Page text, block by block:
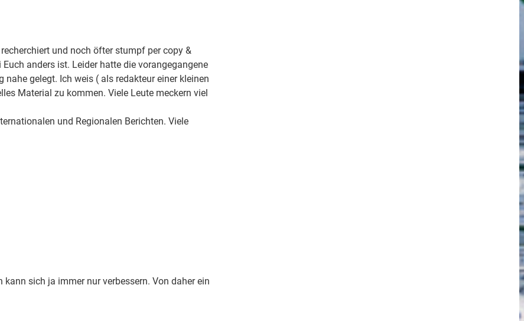
und noch öfter stumpf per copy &
anders ist. Leider hatte die vorangegangene
gelegt. Ich weis ( als redakteur einer kleinen
Material zu kommen. Viele Leute meckern viel
und Regionalen Berichten. Viele
sich ja immer nur verbessern. Von daher ein